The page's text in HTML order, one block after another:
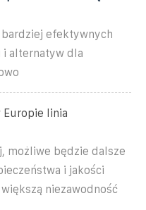
efektywnych
i alternatyw dla
Europie linia
możliwe będzie dalsze
i jakości
niezawodność